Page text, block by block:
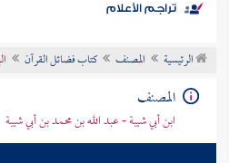
موضوعي
تراجم الأعلام
الرئيسية المصنف كتاب فضائل القرآن
المصنف
ابن أبي شيبة - عبد الله بن محمد بن أبي شيبة